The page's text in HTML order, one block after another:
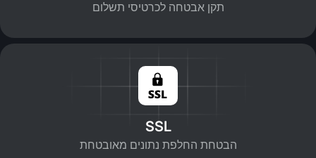
תקן אבטחה לכרטיסי תשלום
SSL
הבטחת החלפת נתונים מאובטחת